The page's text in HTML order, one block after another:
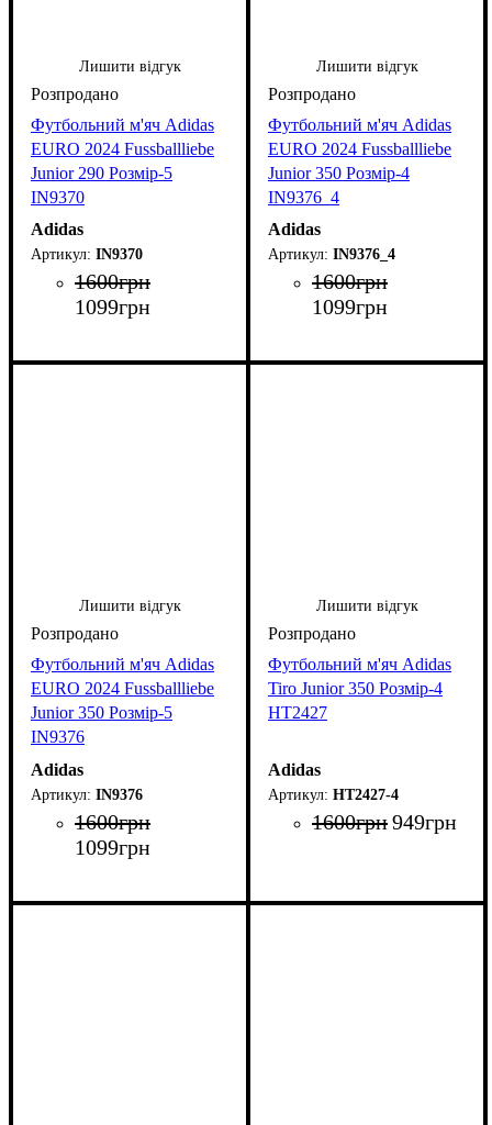
Лишити відгук
Футбольний м'яч Adidas
EURO 2024 Fussballliebe
Junior 290 Розмір-5
IN9370
Adidas
IN9370
1600грн
1099грн
Лишити відгук
Футбольний м'яч Adidas
EURO 2024 Fussballliebe
Junior 350 Розмір-4
IN9376_4
Adidas
IN9376_4
1600грн
1099грн
Лишити відгук
Футбольний м'яч Adidas
EURO 2024 Fussballliebe
Junior 350 Розмір-5
IN9376
Adidas
IN9376
1600грн
1099грн
Лишити відгук
Футбольний м'яч Adidas
Tiro Junior 350 Розмір-4
HT2427
Adidas
HT2427-4
1600грн949грн